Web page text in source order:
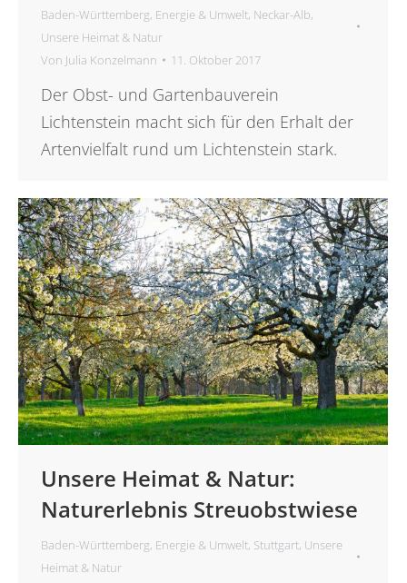
Baden-Württemberg, Energie & Umwelt, Neckar-Alb,
Unsere Heimat & Natur
Von Julia Konzelmann 11. Oktober 2017
Der Obst- und Gartenbauverein
Lichtenstein macht sich für den Erhalt der
Artenvielfalt rund um Lichtenstein stark.
Unsere Heimat & Natur:
Naturerlebnis Streuobstwiese
Baden-Württemberg, Energie & Umwelt, Stuttgart, Unsere
Heimat & Natur